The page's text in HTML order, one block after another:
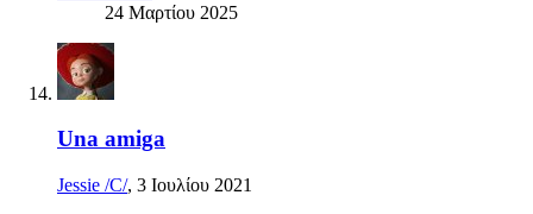
24 Μαρτίου 2025
Una amiga
Jessie /C/, 3 Ιουλίου 2021